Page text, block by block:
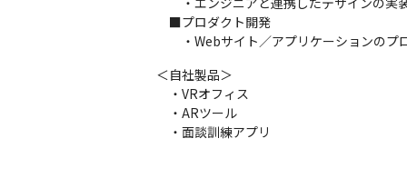
■プロダクト開発
・Webサイト／アプリケーションのプ
＜自社製品＞
・VRオフィス
・ARツール
・面談訓練アプリ